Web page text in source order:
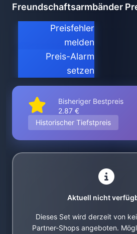
Freundschaftsarmbänder
Preisfehler
melden
Preis-Alarm
setzen
Bisheriger Bestpreis
2.87 €
Historischer Tiefstpreis
Aktuell nicht
Dieses Set wird derzeit von
Partner-Shops angeboten.